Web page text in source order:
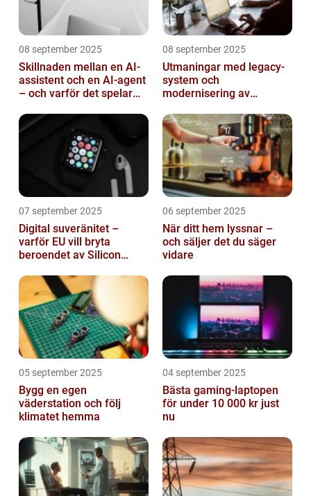
08 september 2025
Skillnaden mellan en AI-
assistent och en AI-agent
– och varför det spelar
08 september 2025
Utmaningar med legacy-
system och
modernisering av
07 september 2025
Digital suveränitet –
varför EU vill bryta
beroendet av Silicon
06 september 2025
När ditt hem lyssnar –
och säljer det du säger
vidare
05 september 2025
Bygg en egen
väderstation och följ
klimatet hemma
04 september 2025
Bästa gaming-laptopen
för under 10 000 kr just
nu